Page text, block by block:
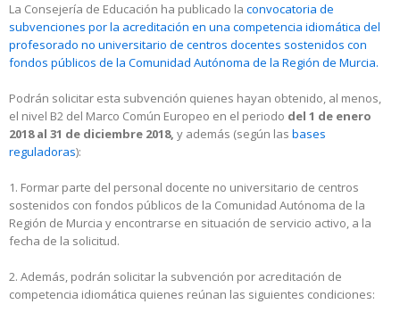
La Consejería de Educación ha publicado la convocatoria de
subvenciones por la acreditación en una competencia idiomática del
profesorado no universitario de centros docentes sostenidos con
fondos públicos de la Comunidad Autónoma de la Región de Murcia.
Podrán solicitar esta subvención quienes hayan obtenido, al menos,
el nivel B2 del Marco Común Europeo en el periodo del 1 de enero
2018 al 31 de diciembre 2018, y además (según las bases
reguladoras):
1. Formar parte del personal docente no universitario de centros
sostenidos con fondos públicos de la Comunidad Autónoma de la
Región de Murcia y encontrarse en situación de servicio activo, a la
fecha de la solicitud.
2. Además, podrán solicitar la subvención por acreditación de
competencia idiomática quienes reúnan las siguientes condiciones: